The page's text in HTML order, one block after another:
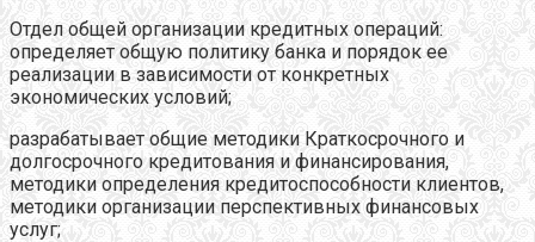
Отдел общей организации кредитных операций:
определяет общую политику банка и порядок ее
реализации в зависимости от конкретных
экономических условий;
разрабатывает общие методики Краткосрочного и
долгосрочного кредитования и финансирования,
методики определения кредитоспособности клиентов,
методики организации перспективных финансовых
услуг;